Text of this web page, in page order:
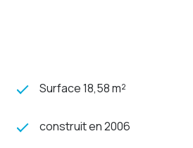
Surface 18,58 m²
construit en 2006